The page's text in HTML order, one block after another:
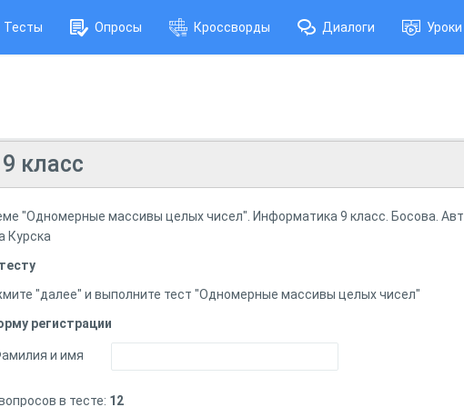
Тесты Опросы Кроссворды Диалоги Уроки
класс
"Одномерные массивы целых чисел". Информатика 9 класс. Босова.
Курска
"далее" и выполните тест "Одномерные массивы целых чисел"
регистрации
и имя
в тесте: 12